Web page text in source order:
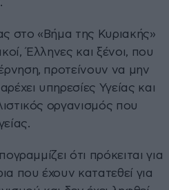
στο «Βήμα της Κυριακής»
Έλληνες και ξένοι, που
προτείνουν να μην
υπηρεσίες Υγείας και
οργανισμός που
ότι πρόκειται για
που έχουν κατατεθεί για